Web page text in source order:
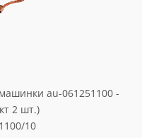
au-061251100 -
2 шт.)
10